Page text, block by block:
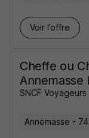
Voir l’offre
Cheffe ou
Annemasse
SNCF Voyageurs
Annemasse - 74